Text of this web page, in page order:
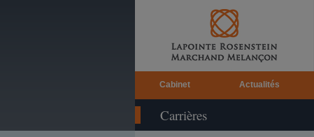
Cabinet Actualités
Carrières